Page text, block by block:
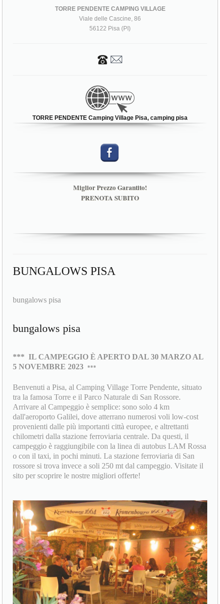
TORRE PENDENTE CAMPING VILLAGE
Viale delle Cascine, 86
56122 Pisa (PI)
TORRE PENDENTE Camping Village Pisa, camping pisa
Miglior Prezzo Garantito!
PRENOTA SUBITO
BUNGALOWS PISA
bungalows pisa
bungalows pisa
*** IL CAMPEGGIO È APERTO DAL 30 MARZO AL
5 NOVEMBRE 2023
***
Benvenuti a Pisa, al Camping Village Torre Pendente, situato
tra la famosa Torre e il Parco Naturale di San Rossore.
Arrivare al Campeggio è semplice: sono solo 4 km
dall'aeroporto Galilei, dove atterrano numerosi voli low-cost
provenienti dalle più importanti città europee, e altrettanti
chilometri dalla stazione ferroviaria centrale. Da questi, il
campeggio è raggiungibile con la linea di autobus LAM Rossa
o con il taxi, in pochi minuti. La stazione ferroviaria di San
rossore si trova invece a soli 250 mt dal campeggio. Visitate il
sito per scoprire le nostre migliori offerte!